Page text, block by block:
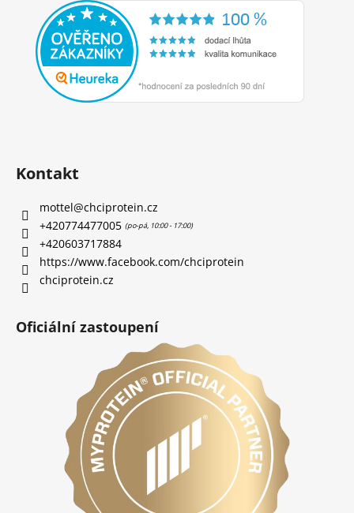
Kontakt
mottel@chciprotein.cz
+420774477005
+420603717884
https://www.facebook.com/chciprotein
chciprotein.cz
Oficiální zastoupení